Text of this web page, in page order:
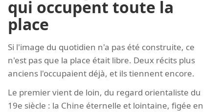
qui occupent toute la
place
Si l'image du quotidien n'a pas été construite, ce
n'est pas que la place était libre. Deux récits plus
anciens l'occupaient déjà, et ils tiennent encore.
Le premier vient de loin, du regard orientaliste du
19e siècle : la Chine éternelle et lointaine, figée en